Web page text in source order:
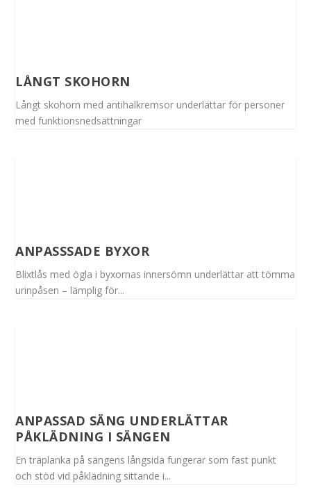
LÅNGT SKOHORN
Långt skohorn med antihalkremsor underlättar för personer
med funktionsnedsättningar
ANPASSSADE BYXOR
Blixtlås med ögla i byxornas innersömn underlättar att tömma
urinpåsen – lämplig för...
ANPASSAD SÄNG UNDERLÄTTAR
PÅKLÄDNING I SÄNGEN
En träplanka på sängens långsida fungerar som fast punkt
och stöd vid påklädning sittande i...